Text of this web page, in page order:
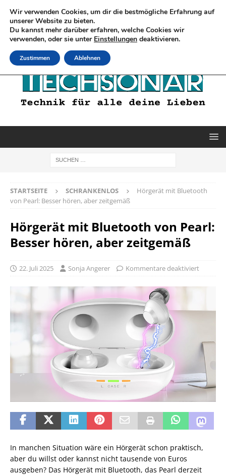
STARTSEITE SCHRANKENLOS
Hörgerät mit Bluetooth
von Pearl: Besser hören, aber zeitgemäß
Hörgerät mit Bluetooth von Pearl:
Besser hören, aber zeitgemäß
22. Juli 2025 Sonja Angerer Kommentare deaktiviert
In manchen Situation wäre ein Hörgerät schon praktisch,
aber du willst oder kannst nicht tausende von Euros
ausgeben? Das Hörgerät mit Bluetooth, das Pearl derzeit
Wir verwenden Cookies, um dir die bestmögliche Erfahrung auf
unserer Website zu bieten.
Du kannst mehr darüber erfahren, welche Cookies wir
verwenden, oder sie unter Einstellungen deaktivieren.
Zustimmen Ablehnen